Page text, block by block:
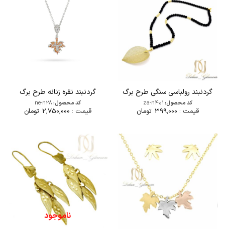
گردنبند رولباسی سنگی طرح برگ
کد محصول:za-n401
قیمت : 399,000 تومان
گردنبند نقره زنانه طرح برگ
کد محصول:ne-n28
قیمت : 2,750,000 تومان
ناموجود